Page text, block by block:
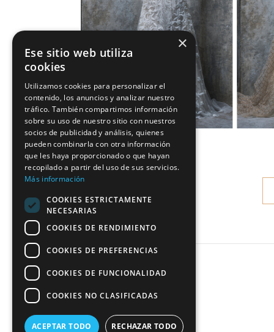
…
×
Ese sitio web utiliza
cookies
Utilizamos cookies para personalizar el
contenido, los anuncios y analizar nuestro
tráfico. También compartimos información
sobre su uso de nuestro sitio con nuestros
socios de publicidad y análisis, quienes
pueden combinarla con otra información
que les haya proporcionado o que hayan
recopilado a partir del uso de sus servicios.
Más información
COOKIES ESTRICTAMENTE
NECESARIAS
COOKIES DE RENDIMIENTO
COOKIES DE PREFERENCIAS
COOKIES DE FUNCIONALIDAD
COOKIES NO CLASIFICADAS
ACEPTAR TODO RECHAZAR TODO